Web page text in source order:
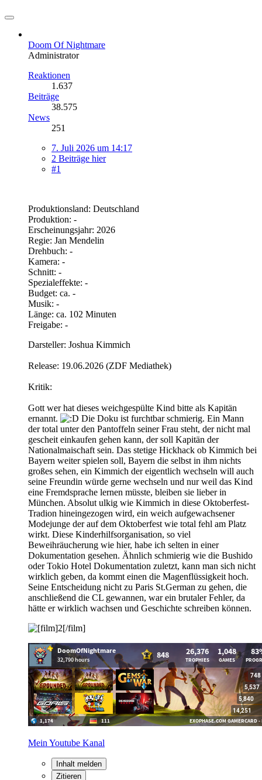
Doom Of Nightmare
Administrator
Reaktionen
1.637
Beiträge
38.575
News
251
7. Juli 2026 um 14:17
2 Beiträge hier
#1
Produktionsland: Deutschland
Produktion: -
Erscheinungsjahr: 2026
Regie: Jan Mendelin
Drehbuch: -
Kamera: -
Schnitt: -
Spezialeffekte: -
Budget: ca. -
Musik: -
Länge: ca. 102 Minuten
Freigabe: -
Darsteller: Joshua Kimmich
Release: 19.06.2026 (ZDF Mediathek)
Kritik:
Gott wer hat dieses weichgespülte Kind bitte als Kapitän
ernannt.
Die Doku ist furchtbar schmierig. Ein Mann
der total unter den Pantoffeln seiner Frau steht, der nicht mal
gescheit einkaufen gehen kann, der soll Kapitän der
Nationalmaischaft sein. Das stetige Hickhack ob Kimmich bei
Bayern weiter spielen soll, Bayern die selbst in ihm nichts
großes sehen, ein Kimmich der eigentlich wechseln will auch
seine Freundin würde gerne wechseln und nur weil das Kind
eine Fremdsprache lernen müsste, bleiben sie lieber in
München. Absolut ulkig wie Kimmich in diese Oktoberfest-
Tradion hineingezogen wird, ein weich aufgewachsener
Modejunge der auf dem Oktoberfest wie total fehl am Platz
wirkt. Diese Kinderhilfsorganisation, so viel
Beweihräucherung wie hier, habe ich selten in einer
Dokumentation gesehen. Ähnlich schmierig wie die Bushido
oder Tokio Hotel Dokumentation zuletzt, kann man sich nicht
wirklich geben, da kommt einen die Magenflüssigkeit hoch.
Seine Entscheidung nicht zu Paris St.German zu gehen, die
anschließend die CL gewannen, war ein brutaler Fehler, da
hätte er wirklich wachsen und Geschichte schreiben können.
Mein Youtube Kanal
Inhalt melden
Zitieren